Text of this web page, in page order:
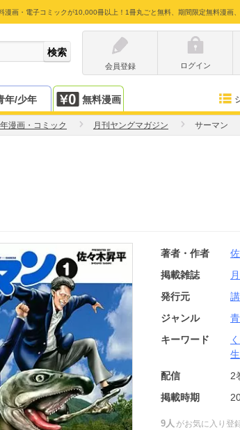
漫画・電子コミックが10,000冊以上！1冊丸ごと無料、期間限定無料漫画
会員登録
ログイン
年/少年 無料漫画
漫画・コミック 月刊ヤングマガジン サーマン
著者・作者
掲載雑誌
発行元
ジャンル
キーワード
生
配信
2
掲載時期
9人 がお気に入り登